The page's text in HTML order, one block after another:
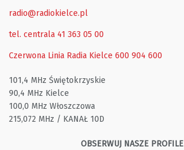
radio@radiokielce.pl
tel. centrala 41 363 05 00
Czerwona Linia Radia Kielce 600 904 600
101,4 MHz Świętokrzyskie
90,4 MHz Kielce
100,0 MHz Włoszczowa
215,072 MHz / KANAŁ 10D
OBSERWUJ NASZE PROFILE